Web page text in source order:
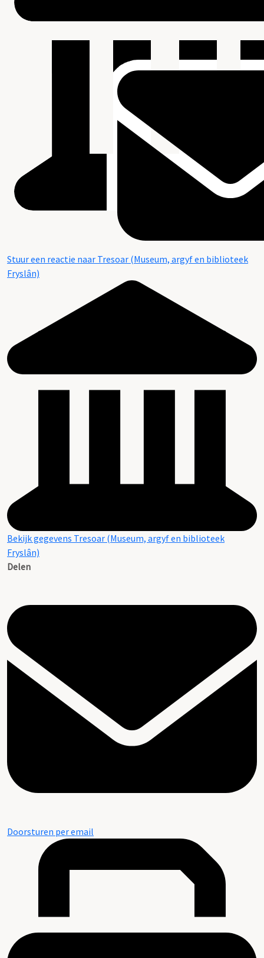
Stuur een reactie naar Tresoar (Museum, argyf en biblioteek
Fryslân)
Bekijk gegevens Tresoar (Museum, argyf en biblioteek
Fryslân)
Delen
Doorsturen per email